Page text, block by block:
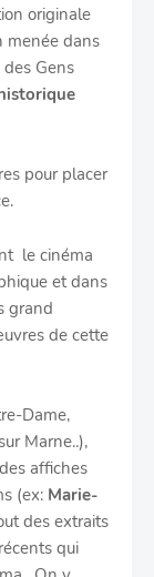
originale
dans
Gens
pour placer
le cinéma
et dans
grand
de cette
Dame,
Marne..),
affiches
(ex: Marie-
des extraits
qui